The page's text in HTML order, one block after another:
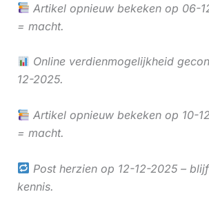
Artikel opnieuw bekeken op 06-
= macht.
Online verdienmogelijkheid
12-2025.
Artikel opnieuw bekeken op 10-
= macht.
Post herzien op 12-12-2025 –
kennis.